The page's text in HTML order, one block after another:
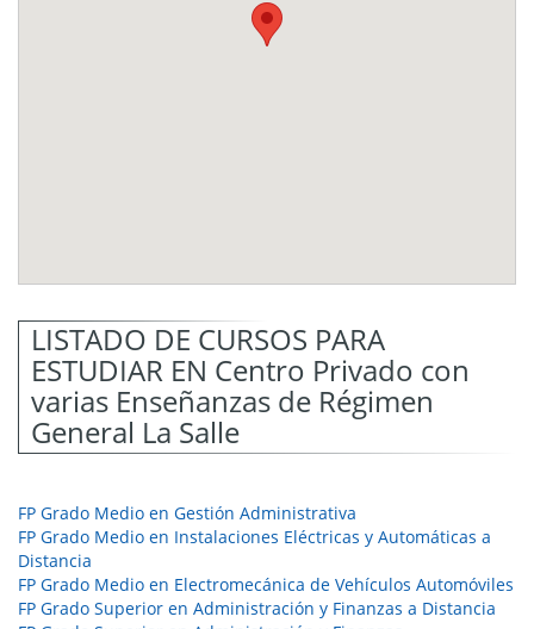
LISTADO DE CURSOS PARA
ESTUDIAR EN Centro Privado con
varias Enseñanzas de Régimen
General La Salle
FP Grado Medio en Gestión Administrativa
FP Grado Medio en Instalaciones Eléctricas y Automáticas a
Distancia
FP Grado Medio en Electromecánica de Vehículos Automóviles
FP Grado Superior en Administración y Finanzas a Distancia